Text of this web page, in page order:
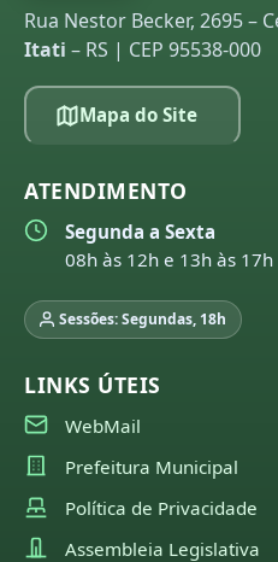
Rua Nestor Becker, 2695 –
Itati – RS | CEP 95538-000
Mapa do Site
ATENDIMENTO
Segunda a Sexta
08h às 12h e 13h às 17h
Sessões: Segundas, 18h
LINKS ÚTEIS
WebMail
Prefeitura Municipal
Política de Privacidade
Assembleia Legislativa